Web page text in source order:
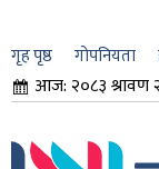
गृह पृष्ठ गोपनियता
आज: २०८३ श्रावण